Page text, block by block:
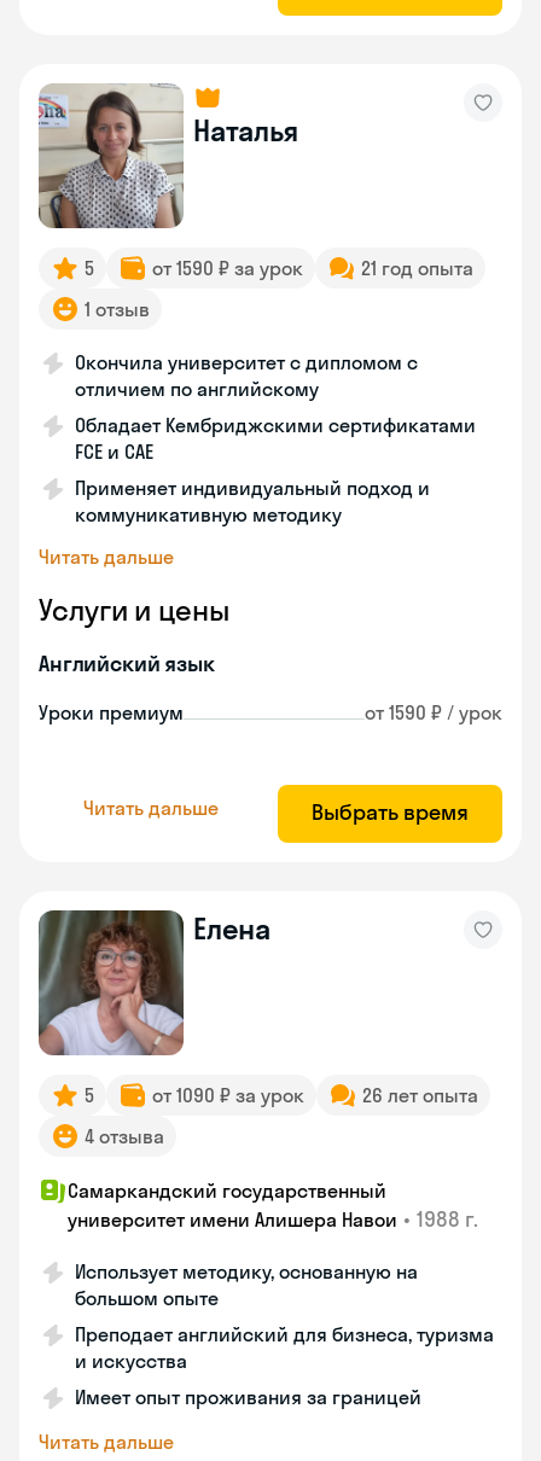
Наталья
5 от 1590 ₽ за урок
21 год опыта
1 отзыв
Окончила университет с дипломом с
отличием по английскому
Обладает Кембриджскими сертификатами
FCE и CAE
Применяет индивидуальный подход и
коммуникативную методику
Читать дальше
Услуги и цены
Английский язык
Уроки премиум от 1590 ₽ / урок
Читать дальше Выбрать время
Елена
5 от 1090 ₽ за урок
26 лет опыта
4 отзыва
Самаркандский государственный
университет имени Алишера Навои • 1988 г.
Использует методику, основанную на
большом опыте
Преподает английский для бизнеса, туризма
и искусства
Имеет опыт проживания за границей
Читать дальше